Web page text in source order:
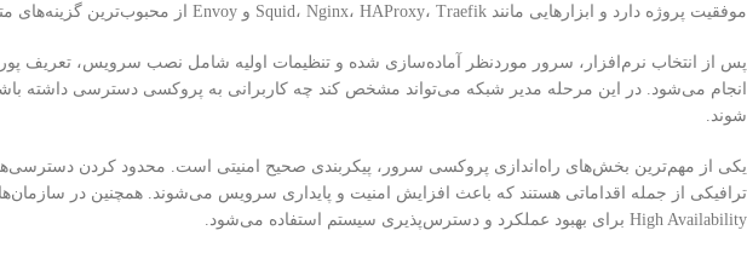
موفقیت پروژه دارد و ابزارهایی مانند Squid، Nginx، HAProxy، Traefik و Envoy از محبوب‌ترین گزینه‌های متن‌باز در این حوزه محسوب می‌شوند.
پس از انتخاب نرم‌افزار، سرور موردنظر آماده‌سازی شده و تنظیمات اولیه شامل نصب سرویس، تعریف
انجام می‌شود. در این مرحله مدیر شبکه می‌تواند مشخص کند چه کاربرانی به پروکسی دسترسی داشته
شوند.
High Availability برای بهبود عملکرد و دسترس‌پذیری سیستم استفاده می‌شود.